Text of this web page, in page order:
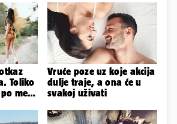
Toliko
meni
Vruće poze uz koje akcija
dulje traje, a ona će u
svakoj uživati